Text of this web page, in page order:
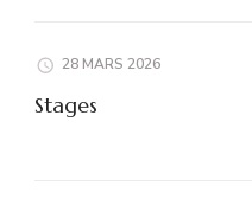
28 MARS 2026
Stages